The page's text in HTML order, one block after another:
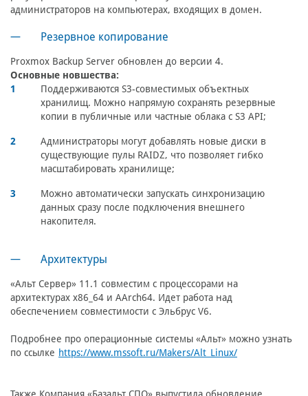
администраторов на компьютерах, входящих в домен.
Резервное копирование
Proxmox Backup Server обновлен до версии 4.
Основные новшества:
Поддерживаются S3-совместимых объектных
хранилищ. Можно напрямую сохранять резервные
копии в публичные или частные облака с S3 API;
Администраторы могут добавлять новые диски в
существующие пулы RAIDZ, что позволяет гибко
масштабировать хранилище;
Можно автоматически запускать синхронизацию
данных сразу после подключения внешнего
накопителя.
Архитектуры
«Альт Сервер» 11.1 совместим с процессорами на
архитектурах x86_64 и AArch64. Идет работа над
обеспечением совместимости с Эльбрус V6.
Подробнее про операционные системы «Альт» можно узнать
по ссылке https://www.mssoft.ru/Makers/Alt_Linux/